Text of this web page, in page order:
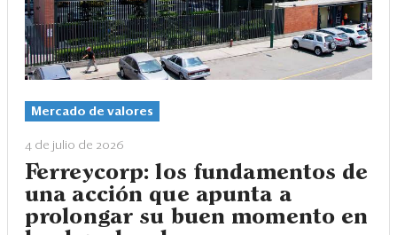
Mercado de valores
4 de julio de 2026
Ferreycorp: los fundamentos de
una acción que apunta a
prolongar su buen momento en